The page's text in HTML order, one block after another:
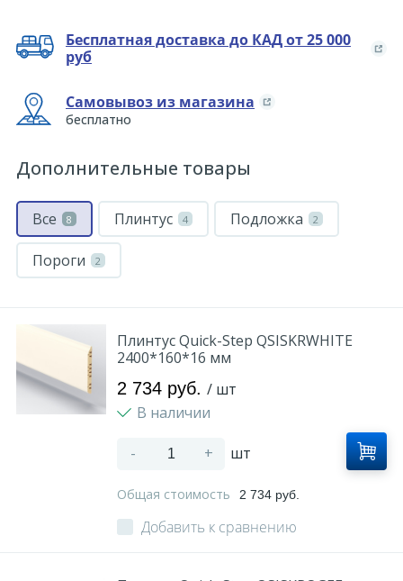
Бесплатная доставка до КАД от 25 000
руб
Самовывоз из магазина
бесплатно
Дополнительные товары
Все 8 Плинтус 4 Подложка 2
Пороги 2
Плинтус Quick-Step QSISKRWHITE
2400*160*16 мм
2 734 руб. / шт
В наличии
- + шт
Общая стоимость 2 734 руб.
Добавить к сравнению